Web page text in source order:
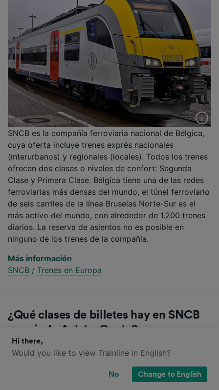
SNCB es la compañía ferroviaria nacional de Bélgica,
cuya oferta incluye trenes exprés nacionales
(interurbanos) y regionales (locales). Todos los trenes
ofrecen dos clases o niveles de confort: Segunda
Clase y Primera Clase. Bélgica tiene una de las redes
ferroviarias más densas del mundo, el túnel ferroviario
de seis carriles de la línea Bruselas Norte-Sur es el
más activo del mundo, con alrededor de 1.200 trenes
diarios. La reserva de asientos no es posible en
ninguno de los trenes de la compañía.
Más información
SNCB / Trenes en Europa
¿Qué clases de billetes hay en SNCB
para ir de Aalst a Gante?
Compara las diferentes clases que ofrece SNCB para
Hi there,
Would you like to view Trainline in English?
No Change to English